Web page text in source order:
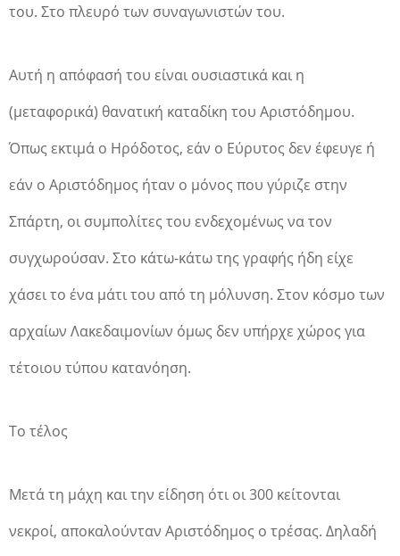
του. Στο πλευρό των συναγωνιστών του.
Αυτή η απόφασή του είναι ουσιαστικά και η
(μεταφορικά) θανατική καταδίκη του Αριστόδημου.
Όπως εκτιμά ο Ηρόδοτος, εάν ο Εύρυτος δεν έφευγε ή
εάν ο Αριστόδημος ήταν ο μόνος που γύριζε στην
Σπάρτη, οι συμπολίτες του ενδεχομένως να τον
συγχωρούσαν. Στο κάτω-κάτω της γραφής ήδη είχε
χάσει το ένα μάτι του από τη μόλυνση. Στον κόσμο των
αρχαίων Λακεδαιμονίων όμως δεν υπήρχε χώρος για
τέτοιου τύπου κατανόηση.
Το τέλος
Μετά τη μάχη και την είδηση ότι οι 300 κείτονται
νεκροί, αποκαλούνταν Αριστόδημος ο τρέσας. Δηλαδή